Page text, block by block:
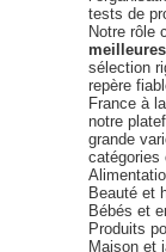
tests de
Notre rôle
sélection
repère
France à
notre
grande
catégories
Beauté et
Bébés et
Produits
Maison et